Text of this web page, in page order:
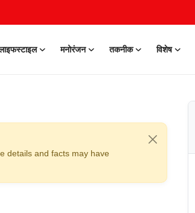
मनोरंजन तकनीक विशेष
details and facts may have